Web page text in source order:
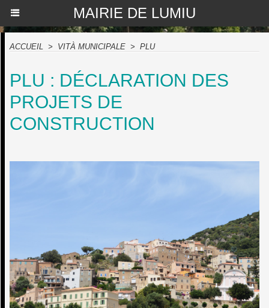
MAIRIE DE LUMIU
ACCUEIL > VITÀ MUNICIPALE > PLU
PLU : DÉCLARATION DES
PROJETS DE
CONSTRUCTION